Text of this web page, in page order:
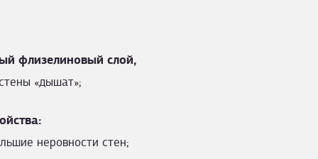
флизелиновый слой,
«дышат»;
неровности стен;